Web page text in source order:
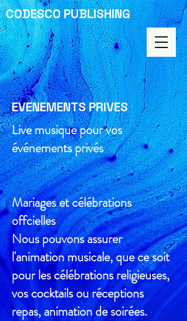
CODESCO PUBLISHING
EVENEMENTS PRIVES
Live musique pour vos
événements privés
Mariages et célébrations
offcielles
Nous pouvons assurer
l'animation musicale, que ce soit
pour les célébrations religieuses,
vos cocktails ou réceptions
repas, animation de soirées.